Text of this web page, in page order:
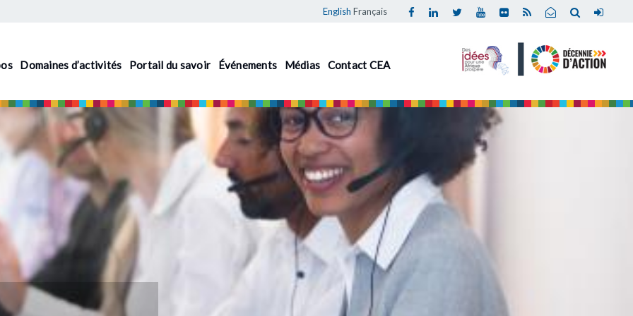
English Français
Domaines d’activités Portail du savoir Événements Médias Contact CEA